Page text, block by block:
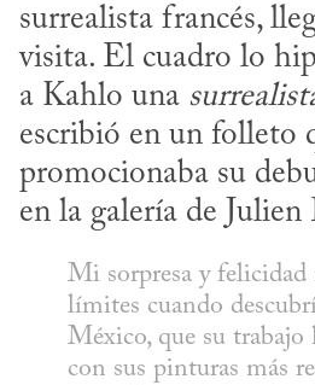
surrealista francés,
visita. El cuadro lo
a Kahlo una
escribió en un folleto
promocionaba su
en la galería de
Mi sorpresa y
límites cuando
México, que su trabajo
con sus pinturas más